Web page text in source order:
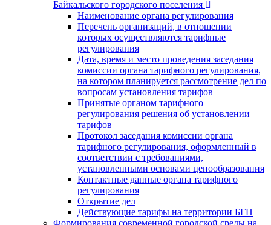
Байкальского городского поселения
Наименование органа регулирования
Перечень организаций, в отношении
которых осуществляются тарифные
регулирования
Дата, время и место проведения заседания
комиссии органа тарифного регулирования,
на котором планируется рассмотрение дел по
вопросам установления тарифов
Принятые органом тарифного
регулирования решения об установлении
тарифов
Протокол заседания комиссии органа
тарифного регулирования, оформленный в
соответствии с требованиями,
установленными основами ценообразования
Контактные данные органа тарифного
регулирования
Открытие дел
Действующие тарифы на территории БГП
Формирования современной городской среды на